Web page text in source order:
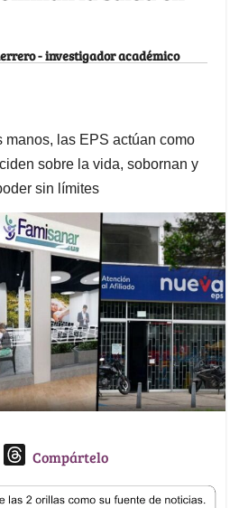
- investigador académico
las EPS actúan como
sobre la vida, sobornan y
sin límites
T
r
Compártelo